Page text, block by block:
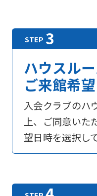
ハウスル
ご来館希
入会クラブのハ
上、ご同意いた
望日時を選択し